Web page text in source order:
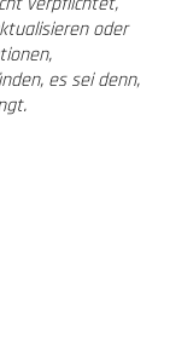
oder
es sei denn,